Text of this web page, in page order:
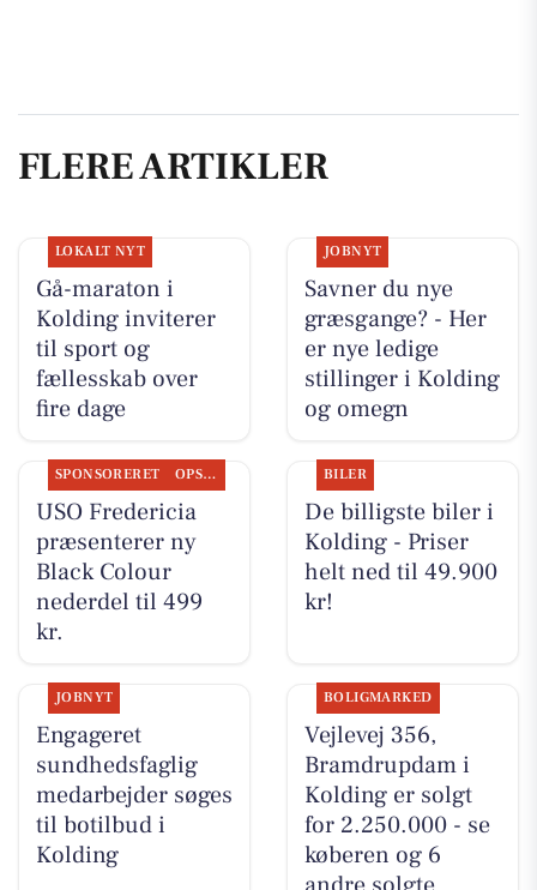
FLERE ARTIKLER
LOKALT NYT
Gå-maraton i
Kolding inviterer
til sport og
fællesskab over
fire dage
JOBNYT
Savner du nye
græsgange? - Her
er nye ledige
stillinger i Kolding
og omegn
SPONSORERET OPSLAGSTAVLEN
USO Fredericia
præsenterer ny
Black Colour
nederdel til 499
kr.
BILER
De billigste biler i
Kolding - Priser
helt ned til 49.900
kr!
JOBNYT
Engageret
sundhedsfaglig
medarbejder søges
til botilbud i
Kolding
BOLIGMARKED
Vejlevej 356,
Bramdrupdam i
Kolding er solgt
for 2.250.000 - se
køberen og 6